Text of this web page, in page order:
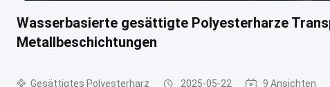
Wasserbasierte gesättigte Polyesterharze
Metallbeschichtungen
Gesättigtes Polyesterharz 2025-05-22 9 Ansichten